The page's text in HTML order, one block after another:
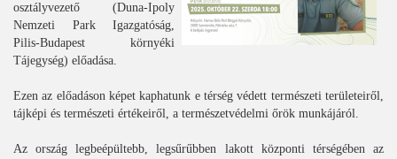
osztályvezető (Duna-Ipoly
Nemzeti Park Igazgatóság,
Pilis-Budapest környéki
Tájegység) előadása.
Ezen az előadáson képet kaphatunk e térség védett természeti területeiről,
tájképi és természeti értékeiről, a természetvédelmi őrök munkájáról.
Az ország legbeépültebb, legsűrűbben lakott központi térségében az